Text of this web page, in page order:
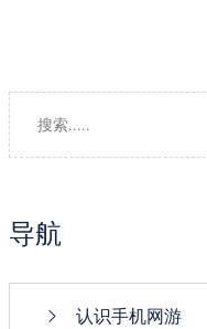
导航
认识手机网游